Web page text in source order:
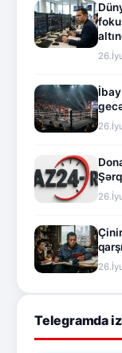
Telegramda